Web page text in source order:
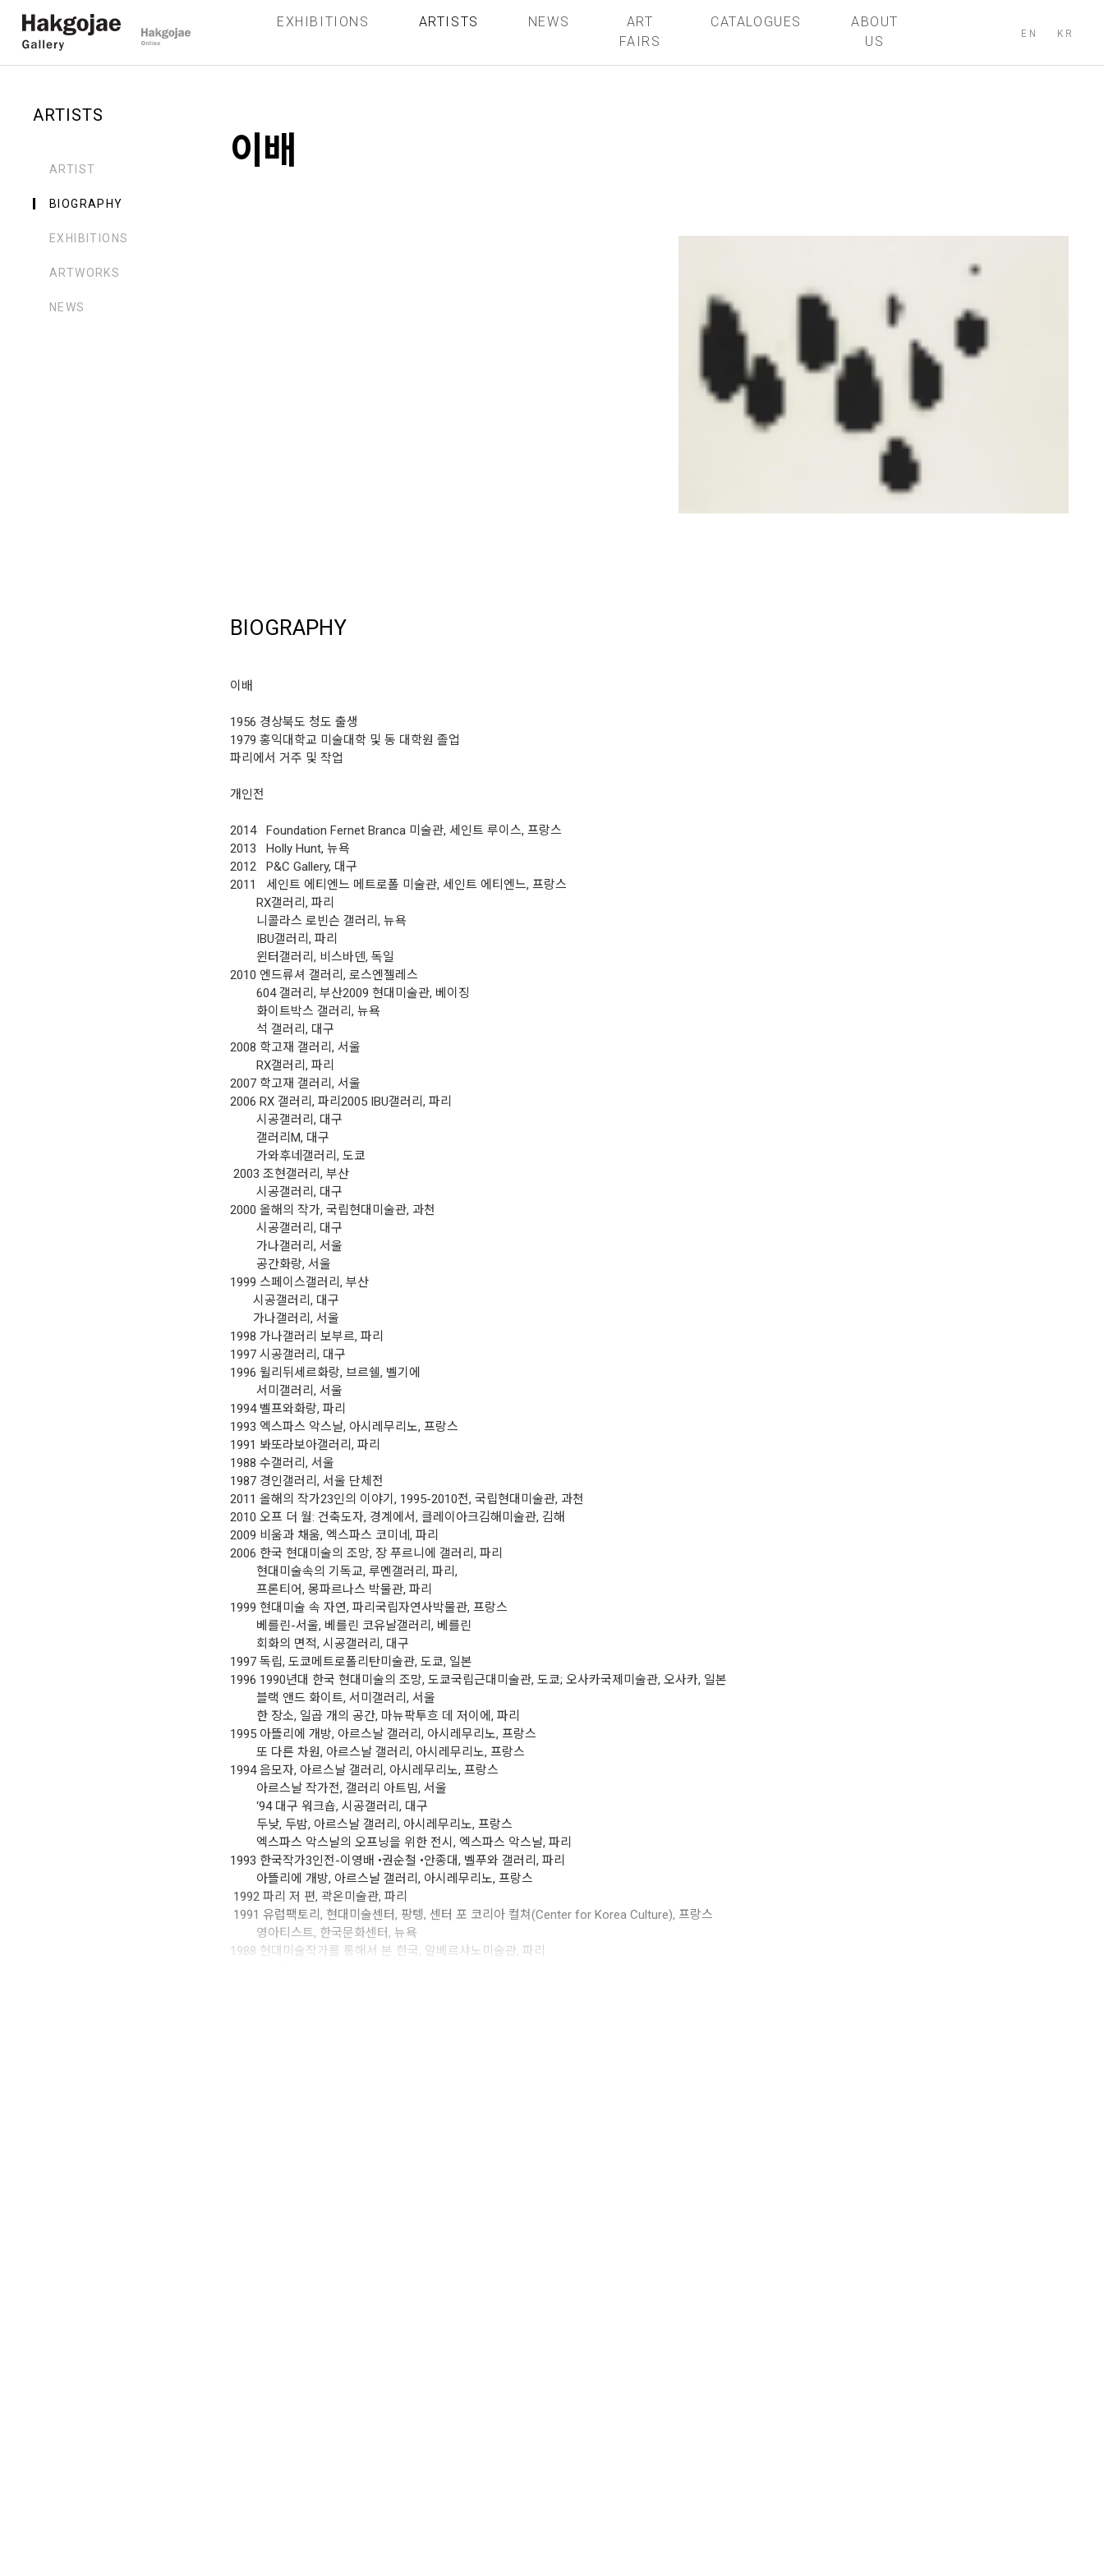
EXHIBITIONS ARTISTS NEWS
ART
FAIRS
CATALOGUES
ABOUT
US
EN KR
ARTISTS
ARTIST
BIOGRAPHY
EXHIBITIONS
ARTWORKS
NEWS
이배
BIOGRAPHY
이배
1956 경상북도 청도 출생
1979 홍익대학교 미술대학 및 동 대학원 졸업
파리에서 거주 및 작업
개인전
2014 Foundation Fernet Branca 미술관, 세인트 루이스, 프랑스
2013 Holly Hunt, 뉴욕
2012 P&C Gallery, 대구
2011 세인트 에티엔느 메트로폴 미술관, 세인트 에티엔느, 프랑스
RX갤러리, 파리
니콜라스 로빈슨 갤러리, 뉴욕
IBU갤러리, 파리
윈터갤러리, 비스바덴, 독일
2010 엔드류셔 갤러리, 로스엔젤레스
604 갤러리, 부산2009 현대미술관, 베이징
화이트박스 갤러리, 뉴욕
석 갤러리, 대구
2008 학고재 갤러리, 서울
RX갤러리, 파리
2007 학고재 갤러리, 서울
2006 RX 갤러리, 파리2005 IBU갤러리, 파리
시공갤러리, 대구
갤러리M, 대구
가와후네갤러리, 도쿄
2003 조현갤러리, 부산
시공갤러리, 대구
2000 올해의 작가, 국립현대미술관, 과천
시공갤러리, 대구
가나갤러리, 서울
공간화랑, 서울
1999 스페이스갤러리, 부산
시공갤러리, 대구
가나갤러리, 서울
1998 가나갤러리 보부르, 파리
1997 시공갤러리, 대구
1996 윌리뒤세르화랑, 브르쉘, 벨기에
서미갤러리, 서울
1994 벨프와화랑, 파리
1993 엑스파스 악스날, 아시레무리노, 프랑스
1991 봐또라보아갤러리, 파리
1988 수갤러리, 서울
1987 경인갤러리, 서울 단체전
2011 올해의 작가23인의 이야기, 1995-2010전, 국립현대미술관, 과천
2010 오프 더 월: 건축도자, 경계에서, 클레이아크김해미술관, 김해
2009 비움과 채움, 엑스파스 코미네, 파리
2006 한국 현대미술의 조망, 장 푸르니에 갤러리, 파리
현대미술속의 기독교, 루멘갤러리, 파리,
프론티어, 몽파르나스 박물관, 파리
1999 현대미술 속 자연, 파리국립자연사박물관, 프랑스
베를린-서울, 베를린 코유날갤러리, 베를린
회화의 면적, 시공갤러리, 대구
1997 독립, 도쿄메트로폴리탄미술관, 도쿄, 일본
1996 1990년대 한국 현대미술의 조망, 도쿄국립근대미술관, 도쿄; 오사카국제미술관, 오사카, 일본
블랙 앤드 화이트, 서미갤러리, 서울
한 장소, 일곱 개의 공간, 마뉴팍투흐 데 저이에, 파리
1995 아뜰리에 개방, 아르스날 갤러리, 아시레무리노, 프랑스
또 다른 차원, 아르스날 갤러리, 아시레무리노, 프랑스
1994 음모자, 아르스날 갤러리, 아시레무리노, 프랑스
아르스날 작가전, 갤러리 아트빔, 서울
‘94 대구 워크숍, 시공갤러리, 대구
두낮, 두밤, 아르스날 갤러리, 아시레무리노, 프랑스
엑스파스 악스날의 오프닝을 위한 전시, 엑스파스 악스날, 파리
1993 한국작가3인전-이영배 •권순철 •안종대, 벨푸와 갤러리, 파리
아뜰리에 개방, 아르스날 갤러리, 아시레무리노, 프랑스
1992 파리 저 편, 곽온미술관, 파리
1991 유럽팩토리, 현대미술센터, 팡텡, 센터 포 코리아 컬쳐(Center for Korea Culture), 프랑스
영아티스트, 한국문화센터, 뉴욕
1988 현대미술작가를 통해서 본 한국, 알베르샤노미술관, 파리